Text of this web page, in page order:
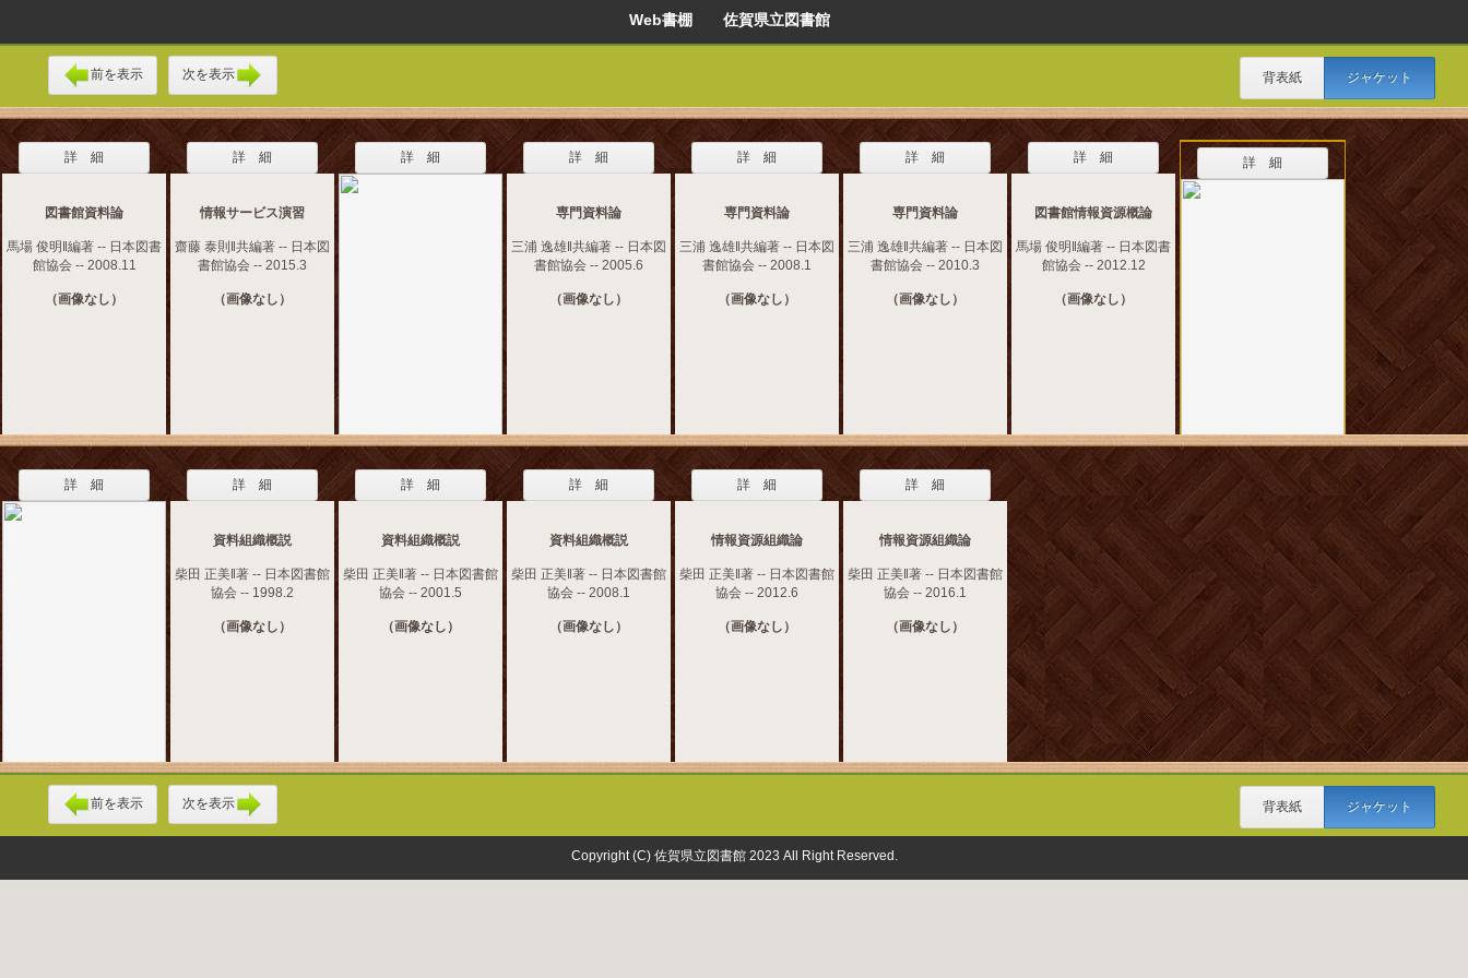
Web書棚 佐賀県立図書館
前を表示 次を表示 背表紙 ジャケット
詳 細
図書館資料論
馬場 俊明‖編著 -- 日本図書
館協会 -- 2008.11
（画像なし）
詳 細
情報サービス演習
齋藤 泰則‖共編著 -- 日本図
書館協会 -- 2015.3
（画像なし）
詳 細 詳 細
専門資料論
三浦 逸雄‖共編著 -- 日本図
書館協会 -- 2005.6
（画像なし）
詳 細
専門資料論
三浦 逸雄‖共編著 -- 日本図
書館協会 -- 2008.1
（画像なし）
詳 細
専門資料論
三浦 逸雄‖共編著 -- 日本図
書館協会 -- 2010.3
（画像なし）
詳 細
図書館情報資源概論
馬場 俊明‖編著 -- 日本図書
館協会 -- 2012.12
（画像なし）
詳 細
詳 細 詳 細
資料組織概説
柴田 正美‖著 -- 日本図書館
協会 -- 1998.2
（画像なし）
詳 細
資料組織概説
柴田 正美‖著 -- 日本図書館
協会 -- 2001.5
（画像なし）
詳 細
資料組織概説
柴田 正美‖著 -- 日本図書館
協会 -- 2008.1
（画像なし）
詳 細
情報資源組織論
柴田 正美‖著 -- 日本図書館
協会 -- 2012.6
（画像なし）
詳 細
情報資源組織論
柴田 正美‖著 -- 日本図書館
協会 -- 2016.1
（画像なし）
前を表示 次を表示 背表紙 ジャケット
Copyright (C) 佐賀県立図書館 2023 All Right Reserved.